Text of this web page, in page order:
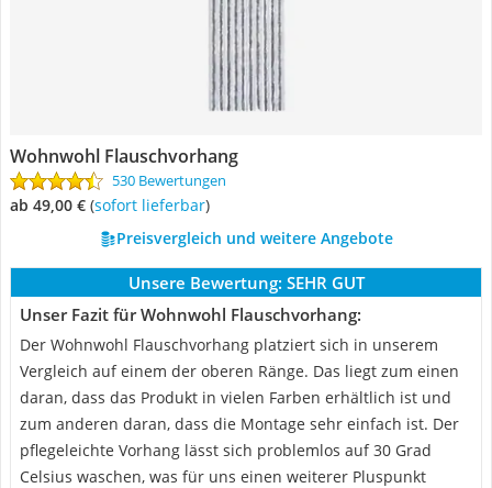
Wohnwohl Flauschvorhang
530 Bewertungen
ab 49,00 € ( Sofort lieferbar)
Preisvergleich und weitere Angebote
Unsere Bewertung: SEHR GUT
Unser Fazit für Wohnwohl Flauschvorhang:
Der Wohnwohl Flauschvorhang platziert sich in unserem
Vergleich auf einem der oberen Ränge. Das liegt zum einen
daran, dass das Produkt in vielen Farben erhältlich ist und
zum anderen daran, dass die Montage sehr einfach ist. Der
pflegeleichte Vorhang lässt sich problemlos auf 30 Grad
Celsius waschen, was für uns einen weiterer Pluspunkt